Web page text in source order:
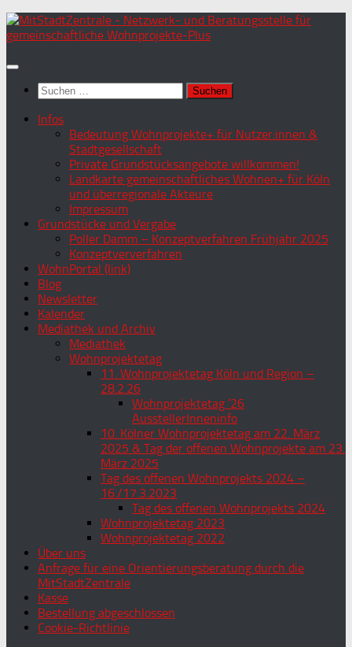
Zum
Inhalt
Suchen
nach:
Infos
Bedeutung Wohnprojekte+ für Nutzer:innen &
Stadtgesellschaft
Private Grundstücksangebote willkommen!
Landkarte gemeinschaftliches Wohnen+ für Köln
und überregionale Akteure
Impressum
Grundstücke und Vergabe
Poller Damm – Konzeptverfahren Frühjahr 2025
Konzeptververfahren
WohnPortal (link)
Blog
Newsletter
Kalender
Mediathek und Archiv
Mediathek
Wohnprojektetag
11. Wohnprojektetag Köln und Region –
28.2.26
Wohnprojektetag ’26
AusstellerInneninfo
10. Kölner Wohnprojektetag am 22. März
2025 & Tag der offenen Wohnprojekte am 23.
März 2025
Tag des offenen Wohnprojekts 2024 –
16./17.3.2023
Tag des offenen Wohnprojekts 2024
Wohnprojektetag 2023
Wohnprojektetag 2022
Über uns
Anfrage für eine Orientierungsberatung durch die
MitStadtZentrale
Kasse
Bestellung abgeschlossen
Cookie-Richtlinie